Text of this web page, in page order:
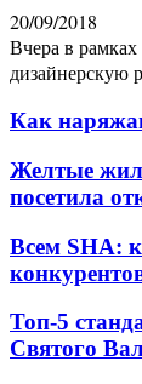
20/09/2018
Вчера в
дизайнерскую
Как
Желтые
посетила
Всем SHA:
Топ-5
Святого